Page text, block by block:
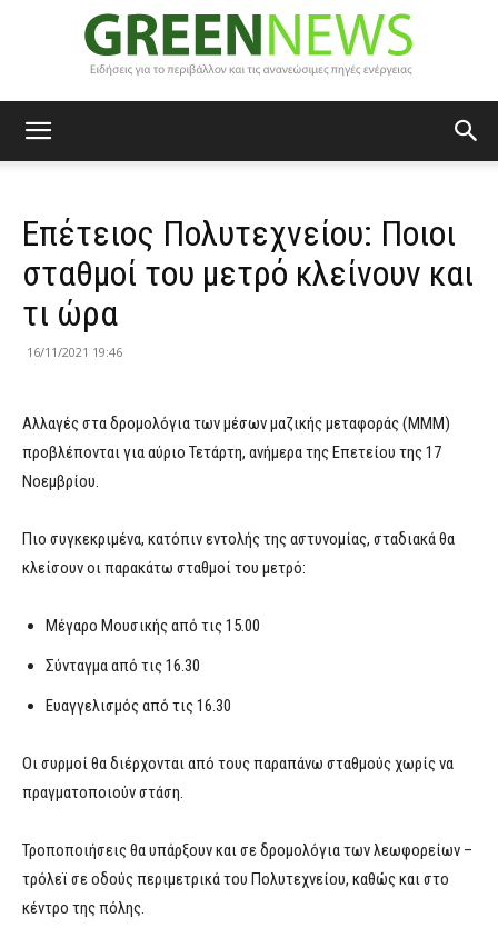
News
Επέτειος Πολυτεχνείου: Ποιοι
σταθμοί του μετρό κλείνουν και
τι ώρα
16/11/2021 19:46
Αλλαγές στα δρομολόγια των μέσων μαζικής μεταφοράς (ΜΜΜ)
προβλέπονται για αύριο Τετάρτη, ανήμερα της Επετείου της 17
Νοεμβρίου.
Πιο συγκεκριμένα, κατόπιν εντολής της αστυνομίας, σταδιακά θα
κλείσουν οι παρακάτω σταθμοί του μετρό:
Μέγαρο Μουσικής από τις 15.00
Σύνταγμα από τις 16.30
Ευαγγελισμός από τις 16.30
Οι συρμοί θα διέρχονται από τους παραπάνω σταθμούς χωρίς να
πραγματοποιούν στάση.
Τροποποιήσεις θα υπάρξουν και σε δρομολόγια των λεωφορείων –
τρόλεϊ σε οδούς περιμετρικά του Πολυτεχνείου, καθώς και στο
κέντρο της πόλης.